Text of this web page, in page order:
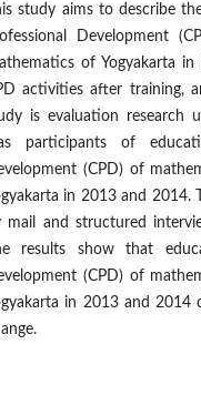
study aims to describe
Development
of Yogyakarta
activities after training,
is evaluation research
participants of
(CPD) of
in 2013 and 2014.
mail and structured
results show that
(CPD) of
in 2013 and 2014